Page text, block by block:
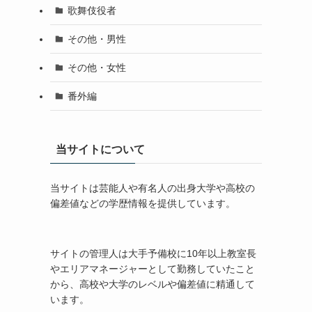
歌舞伎役者
その他・男性
その他・女性
番外編
当サイトについて
当サイトは芸能人や有名人の出身大学や高校の
偏差値などの学歴情報を提供しています。
サイトの管理人は大手予備校に10年以上教室長
やエリアマネージャーとして勤務していたこと
から、高校や大学のレベルや偏差値に精通して
います。